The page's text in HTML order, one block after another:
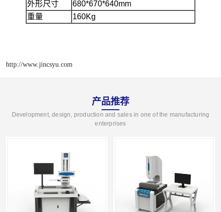
外形尺寸
680*670*640mm
重量
160Kg
http://www.jincsyu.com
产品推荐
Development, design, production and sales in one of the manufacturing
enterprises